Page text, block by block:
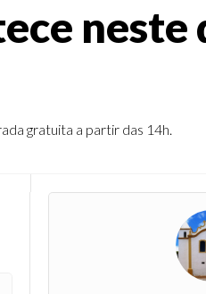
neste
gratuita a partir das 14h.